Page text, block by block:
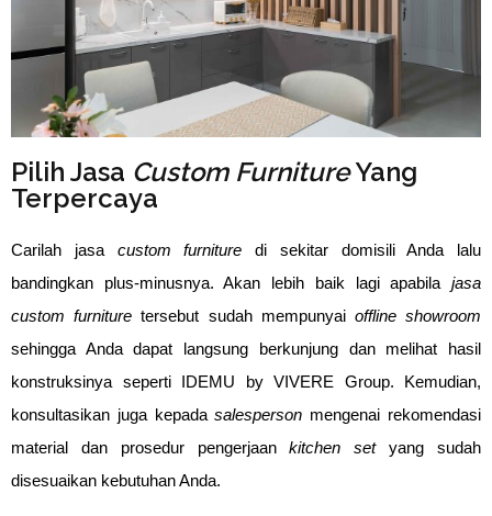
Pilih Jasa Custom FurnitureYang
Terpercaya
Carilah jasa custom furniture di sekitar domisili Anda lalu
bandingkan plus-minusnya. Akan lebih baik lagi apabilajasa
custom furniture tersebut sudah mempunyaioffline showroom
sehingga Anda dapat langsung berkunjung dan melihat hasil
konstruksinya seperti IDEMU by VIVERE Group. Kemudian,
konsultasikan juga kepadasalesperson mengenai rekomendasi
material dan prosedur pengerjaankitchen setyang sudah
disesuaikan kebutuhan Anda.